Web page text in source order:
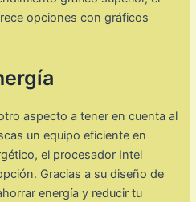
opciones con gráficos
aspecto a tener en cuenta al
un equipo eficiente en
el procesador Intel
Gracias a su diseño de
energía y reducir tu